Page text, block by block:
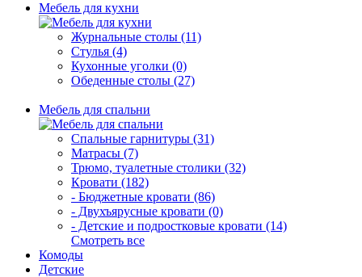
Мебель для кухни
Журнальные столы (11)
Стулья (4)
Кухонные уголки (0)
Обеденные столы (27)
Мебель для спальни
Спальные гарнитуры (31)
Матрасы (7)
Трюмо, туалетные столики (32)
Кровати (182)
- Бюджетные кровати (86)
- Двухъярусные кровати (0)
- Детские и подростковые кровати (14)
Смотреть все
Комоды
Детские